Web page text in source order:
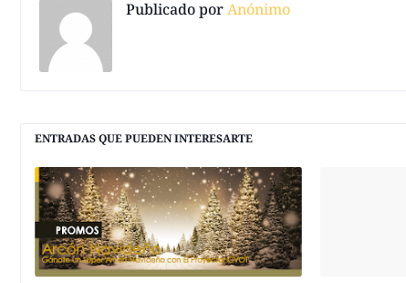
Publicado porAnónimo
ENTRADAS QUE PUEDEN INTERESARTE